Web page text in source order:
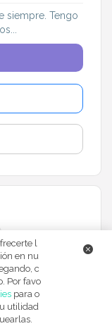
siempre. Tengo
l
en nu
c
Por favo
para o
utilidad